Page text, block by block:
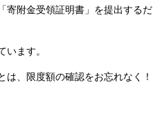
寄附金受領証明書」を提出するだ
います。
、限度額の確認をお忘れなく！